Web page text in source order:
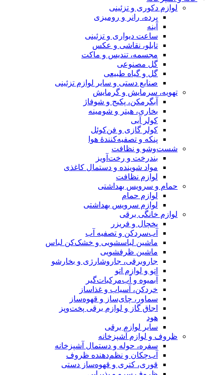
لوازم دکوری و تزئینی
پرده، رانر و رومیزی
آینه
ساعت دیواری و تزئینی
تابلو، نقاشی و عکس
مجسمه، تندیس و ماکت
گل مصنوعی
گل و گیاه طبیعی
صنایع دستی و سایر لوازم تزئینی
تهویه، سرمایش و گرمایش
آبگرمکن، پکیج و شوفاژ
بخاری، هیتر و شومینه
کولر آبی
کولر گازی و فن‌کوئل
پنکه و تصفیه‌کنندهٔ هوا
شست‌وشو و نظافت
بندرخت و رخت‌آویز
مواد شوینده و دستمال کاغذی
لوازم نظافت
حمام و سرویس بهداشتی
لوازم حمام
لوازم سرویس بهداشتی
لوازم خانگی برقی
یخچال و فریزر
آب‌سردکن و تصفیه آب
ماشین لباسشویی و خشک‌کن لباس
ماشین ظرفشویی
جاروبرقی، جاروشارژی و بخارشو
اتو و لوازم اتو
آبمیوه و آب‌مرکبات‌گیر
خردکن، آسیاب و غذاساز
سماور، چای‌ساز و قهوه‌ساز
اجاق گاز و لوازم برقی پخت‌وپز
هود
سایر لوازم برقی
ظروف و لوازم آشپزخانه
سفره، حوله و دستمال آشپزخانه
آب‌چکان و نظم‌دهنده ظروف
قوری، کتری و قهوه‌ساز دستی